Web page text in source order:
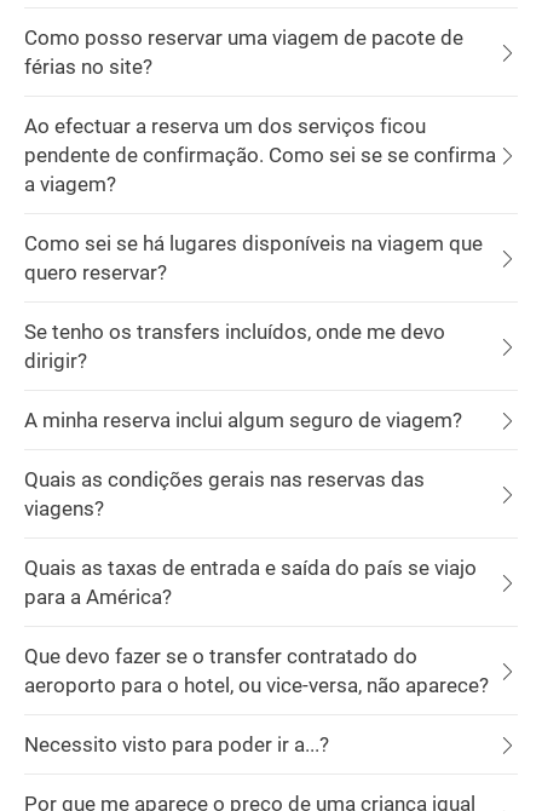
Como posso reservar uma viagem de pacote de
férias no site?
Ao efectuar a reserva um dos serviços ficou
pendente de confirmação. Como sei se se confirma
a viagem?
Como sei se há lugares disponíveis na viagem que
quero reservar?
Se tenho os transfers incluídos, onde me devo
dirigir?
A minha reserva inclui algum seguro de viagem?
Quais as condições gerais nas reservas das
viagens?
Quais as taxas de entrada e saída do país se viajo
para a América?
Que devo fazer se o transfer contratado do
aeroporto para o hotel, ou vice-versa, não aparece?
Necessito visto para poder ir a...?
Por que me aparece o preço de uma criança igual